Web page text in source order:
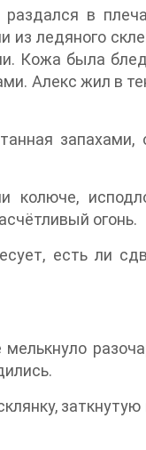
в
из ледяного
Кожа была
Алекс жил в
запахами,
колюче,
огонь.
есть ли